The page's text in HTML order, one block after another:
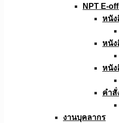
NPT E-
หนัง
หนัง
หนัง
คำสั่
งานบุคลากร